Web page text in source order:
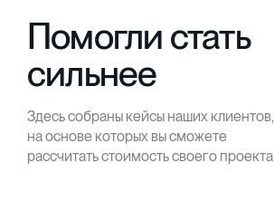
Помогли стать
сильнее
Здесь собраны кейсы наших клиентов,
на основе которых вы сможете
рассчитать стоимость своего проекта